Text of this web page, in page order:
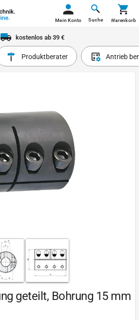
Suche
Mein Konto Warenkorb
kostenlos ab 39 €
Produktberater Antrieb
geteilt, Bohrung 15 mm